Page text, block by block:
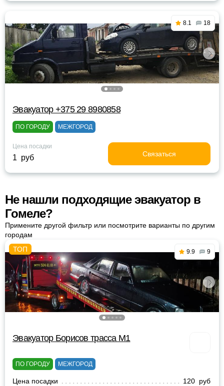
8.1 18
Эвакуатор +375 29 8980858
ПО ГОРОДУ МЕЖГОРОД
Цена посадки
1 руб Связаться
Не нашли подходящие эвакуатор в
Гомеле?
Примените другой фильтр или посмотрите варианты по другим
городам
9.9 9
Эвакуатор Борисов трасса М1
ПО ГОРОДУ МЕЖГОРОД
Цена посадки
120 руб